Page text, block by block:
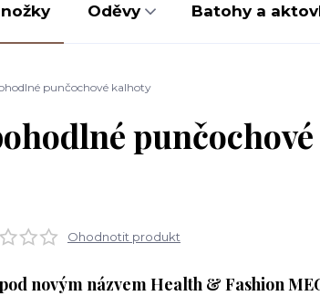
Oděvy Batohy a
punčochové kalhoty
punčochové
Ohodnotit produkt
novým názvem Health & Fashion